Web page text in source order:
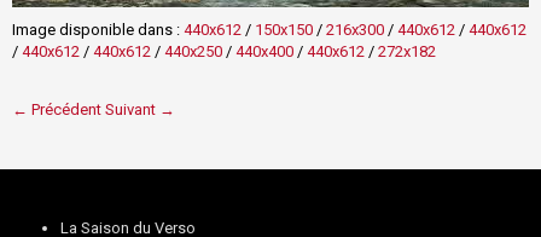
Image disponible dans : 440x612 / 150x150 / 216x300 / 440x612 / 440x612
/ 440x612 / 440x612 / 440x250 / 440x400 / 440x612 / 272x182
← Précédent Suivant →
La Saison du Verso